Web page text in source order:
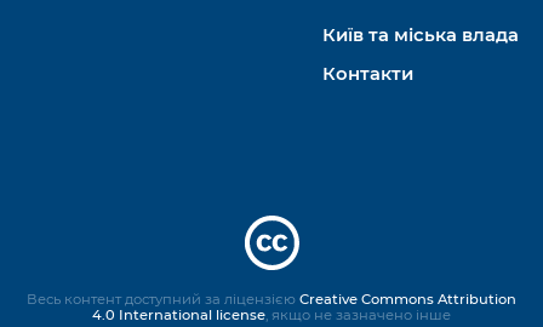
Київ та міська влада
Контакти
Весь контент доступний за ліцензією Creative Commons Attribution
4.0 International license, якщо не зазначено інше